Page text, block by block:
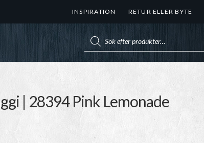
INSPIRATION RETUR ELLER BYTE
| 28394 Pink Lemonade